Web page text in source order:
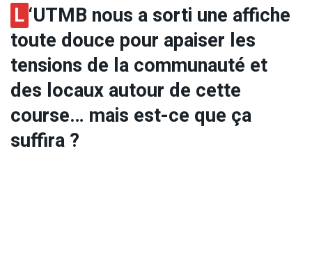
L‘UTMB nous a sorti une affiche
toute douce pour apaiser les
tensions de la communauté et
des locaux autour de cette
course… mais est-ce que ça
suffira ?